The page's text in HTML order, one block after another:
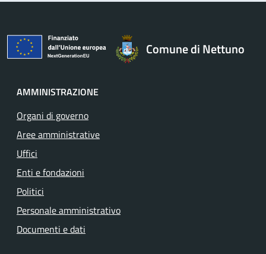
Comune di Nettuno
AMMINISTRAZIONE
Organi di governo
Aree amministrative
Uffici
Enti e fondazioni
Politici
Personale amministrativo
Documenti e dati